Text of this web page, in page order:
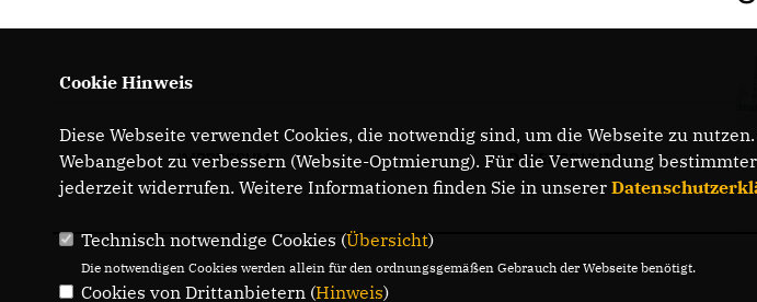
IMPRESSUM DATENSCHUTZ
Cookie Hinweis
Diese Webseite verwendet Cookies, die notwendig sind, um die Webseite zu
Webangebot zu verbessern (Website-Optmierung). Für die Verwendung
jederzeit widerrufen. Weitere Informationen finden Sie in unserer
Technisch notwendige Cookies (Übersicht)
Die notwendigen Cookies werden allein für den ordnungsgemäßen Gebrauch der Webseite benötigt.
Cookies von Drittanbietern (Hinweis)